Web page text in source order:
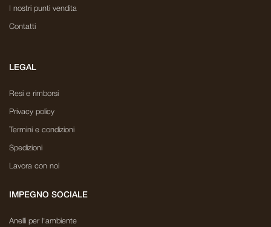
I nostri punti vendita
Contatti
LEGAL
Resi e rimborsi
Privacy policy
Termini e condizioni
Spedizioni
Lavora con noi
IMPEGNO SOCIALE
Anelli per l'ambiente